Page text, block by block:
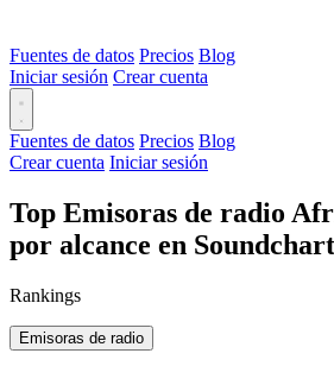
Fuentes de datos Precios Blog
Iniciar sesión Crear cuenta
Fuentes de datos Precios Blog
Crear cuenta Iniciar sesión
Top Emisoras de radio
por alcance en
Rankings
Emisoras de radio